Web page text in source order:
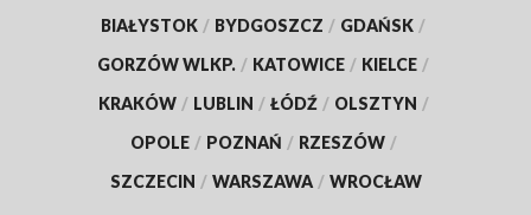
BIAŁYSTOK / BYDGOSZCZ / GDAŃSK /
GORZÓW WLKP. / KATOWICE / KIELCE /
KRAKÓW / LUBLIN / ŁÓDŹ / OLSZTYN /
OPOLE / POZNAŃ / RZESZÓW /
SZCZECIN / WARSZAWA / WROCŁAW